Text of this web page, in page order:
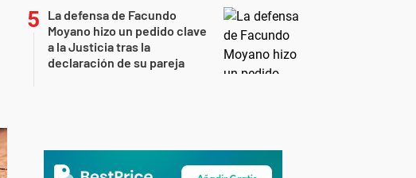
La defensa de Facundo
Moyano hizo un pedido clave
a la Justicia tras la
declaración de su pareja